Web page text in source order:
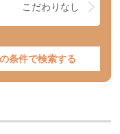
こだわりなし